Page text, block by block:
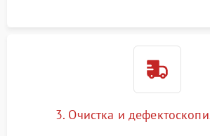
3. Очистка и